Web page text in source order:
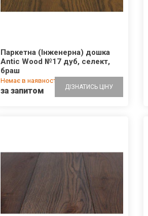
Паркетна (Інженерна) дошка
Antic Wood №17 дуб, селект,
браш
Немає в наявності
за запитом ДІЗНАТИСЬ ЦІНУ